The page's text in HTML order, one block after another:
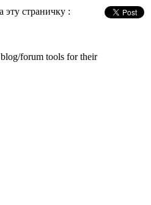
эту страничку :
forum tools for their